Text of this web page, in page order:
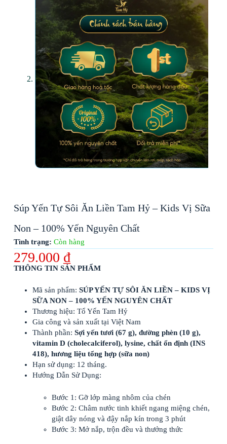
Súp Yến Tự Sôi Ăn Liền Tam Hỷ – Kids Vị Sữa
Non – 100% Yến Nguyên Chất
Tình trạng: Còn hàng
279.000 ₫
THÔNG TIN SẢN PHẨM
Mã sản phẩm:SÚP YẾN TỰ SÔI ĂN LIỀN – KIDS VỊ
SỮA NON – 100% YẾN NGUYÊN CHẤT
Thương hiệu: Tổ Yến Tam Hỷ
Gia công và sản xuất tại Việt Nam
Thành phần:Sợi yến tươi (67 g), đường phèn (10 g),
vitamin D (cholecalciferol), lysine, chất ổn định (INS
418), hương liệu tổng hợp (sữa non)
Hạn sử dụng: 12 tháng.
Hướng Dẫn Sử Dụng:
Bước 1: Gỡ lớp màng nhôm của chén
Bước 2: Châm nước tinh khiết ngang miệng chén,
giật dây nóng và đậy nắp kín trong 3 phút
Bước 3: Mở nắp, trộn đều và thưởng thức